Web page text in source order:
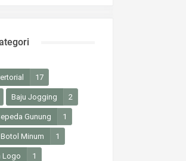
17
Baju Jogging 2
Gunung 1
Botol Minum 1
Logo 1